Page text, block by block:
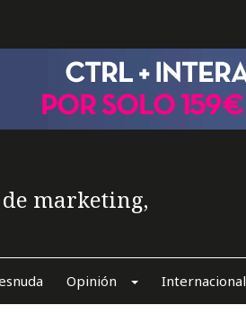
marketing,
Opinión Internacional